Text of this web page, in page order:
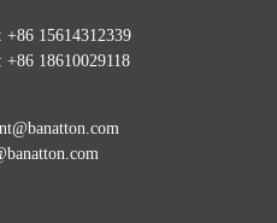
Banatton SRW 500VA 1000VA
1500VA Domácí přenosný ...
+86 15614312339
+86 18610029118